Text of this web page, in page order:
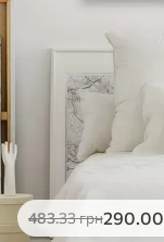
483.33грн290.00